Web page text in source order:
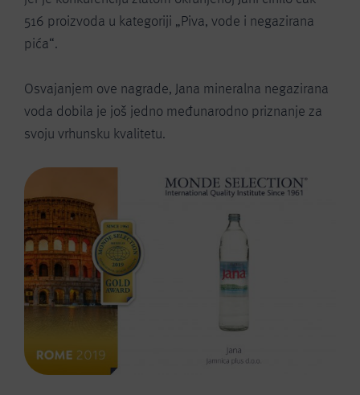
516 proizvoda u kategoriji „Piva, vode i negazirana
pića“.
Osvajanjem ove nagrade, Jana mineralna negazirana
voda dobila je još jedno međunarodno priznanje za
svoju vrhunsku kvalitetu.